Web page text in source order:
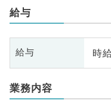
給与
給与 時
業務内容